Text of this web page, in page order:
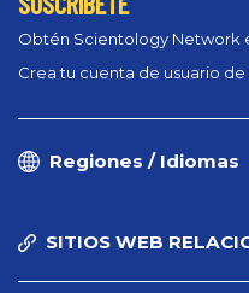
Obtén Scientology Network
Crea tu cuenta de usuario
Regiones / Idiomas
SITIOS WEB